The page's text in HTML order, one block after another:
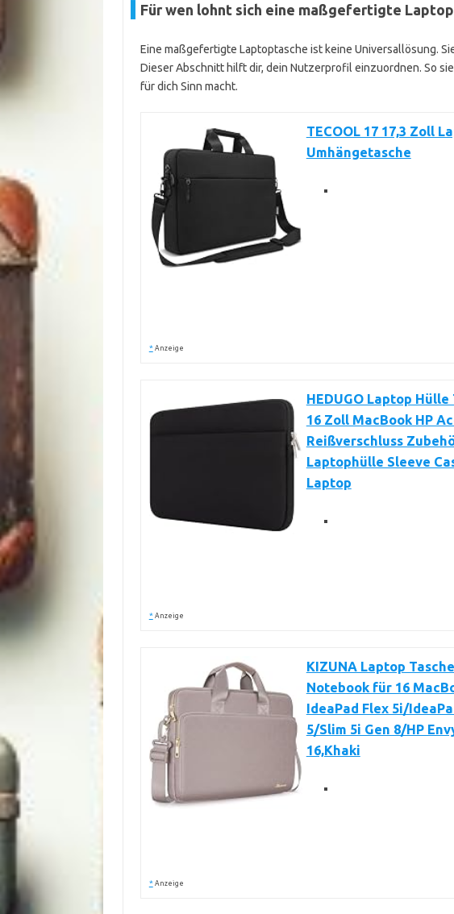
Für wen lohnt sich eine maßgefertigte
Eine maßgefertigte Laptoptasche ist keine Universallösung.
Dieser Abschnitt hilft dir, dein Nutzerprofil einzuordnen. So
für dich Sinn macht.
TECOOL 17 17,3 Zoll
Umhängetasche
* Anzeige
HEDUGO Laptop
16 Zoll MacBook HP
Reißverschluss
Laptophülle Sleeve
Laptop
* Anzeige
KIZUNA Laptop
Notebook für 16
IdeaPad Flex 5i/
5/Slim 5i Gen 8/HP
16,Khaki
* Anzeige